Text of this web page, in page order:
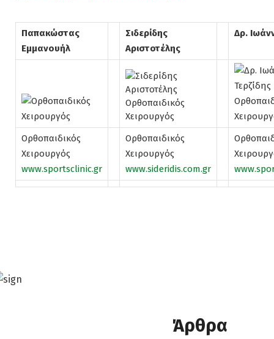
Παπακώστας
Εμμανουήλ
Σιδερίδης
Αριστοτέλης
Δρ.
Oρθοπαιδικός
Χειρουργός
www.sportsclinic.gr
Oρθοπαιδικός
Χειρουργός
www.sideridis.com.gr
Άρθρα